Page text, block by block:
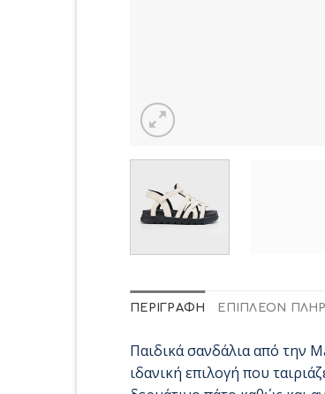
ΠΕΡΙΓΡΑΦΉ ΕΠΙΠΛΈΟΝ
Παιδικά σανδάλια από την
ιδανική επιλογή που